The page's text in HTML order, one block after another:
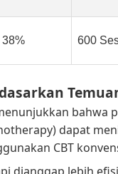
38% 600
bahwa
dapat
CBT